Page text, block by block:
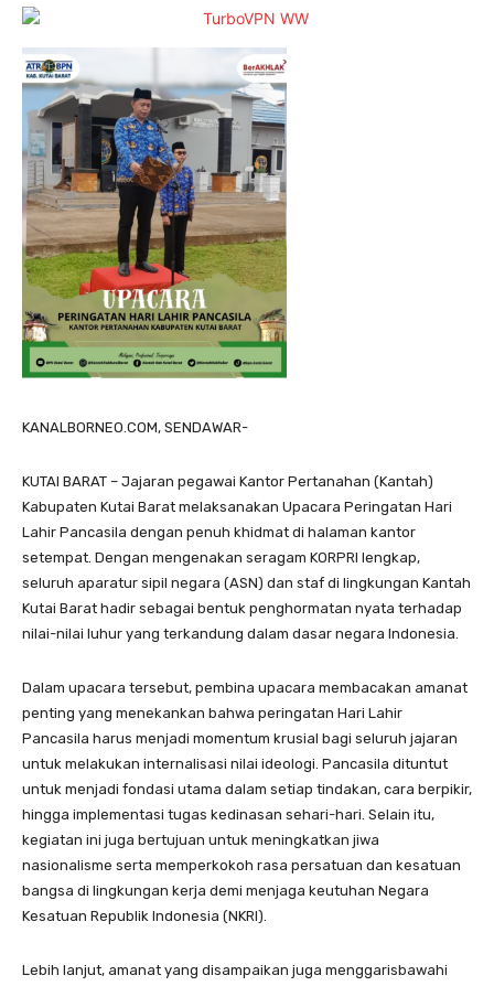
KANALBORNEO.COM, SENDAWAR-
KUTAI BARAT – Jajaran pegawai Kantor Pertanahan (Kantah)
Kabupaten Kutai Barat melaksanakan Upacara Peringatan Hari
Lahir Pancasila dengan penuh khidmat di halaman kantor
setempat. Dengan mengenakan seragam KORPRI lengkap,
seluruh aparatur sipil negara (ASN) dan staf di lingkungan Kantah
Kutai Barat hadir sebagai bentuk penghormatan nyata terhadap
nilai-nilai luhur yang terkandung dalam dasar negara Indonesia.
Dalam upacara tersebut, pembina upacara membacakan amanat
penting yang menekankan bahwa peringatan Hari Lahir
Pancasila harus menjadi momentum krusial bagi seluruh jajaran
untuk melakukan internalisasi nilai ideologi. Pancasila dituntut
untuk menjadi fondasi utama dalam setiap tindakan, cara berpikir,
hingga implementasi tugas kedinasan sehari-hari. Selain itu,
kegiatan ini juga bertujuan untuk meningkatkan jiwa
nasionalisme serta memperkokoh rasa persatuan dan kesatuan
bangsa di lingkungan kerja demi menjaga keutuhan Negara
Kesatuan Republik Indonesia (NKRI).
Lebih lanjut, amanat yang disampaikan juga menggarisbawahi